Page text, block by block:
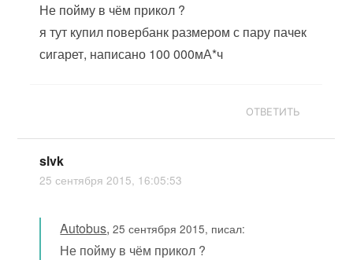
Не пойму в чём прикол ?
я тут купил повербанк размером с пару пачек
сигарет, написано 100 000мА*ч
ОТВЕТИТЬ
slvk
25 сентября 2015, 16:05:53
Autobus,25 сентября 2015, писал:
Не пойму в чём прикол ?